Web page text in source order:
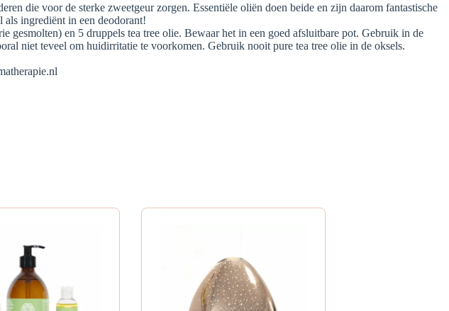
die voor de sterke zweetgeur zorgen. Essentiële oliën doen beide en zijn daarom fantastische
als ingrediënt in een deodorant!
en 5 druppels tea tree olie. Bewaar het in een goed afsluitbare pot. Gebruik in de
niet teveel om huidirritatie te voorkomen. Gebruik nooit pure tea tree olie in de oksels.